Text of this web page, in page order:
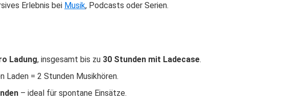
Erlebnis bei Musik, Podcasts oder Serien.
Ladung, insgesamt bis zu 30 Stunden mit Ladecase.
Laden = 2 Stunden Musikhören.
– ideal für spontane Einsätze.